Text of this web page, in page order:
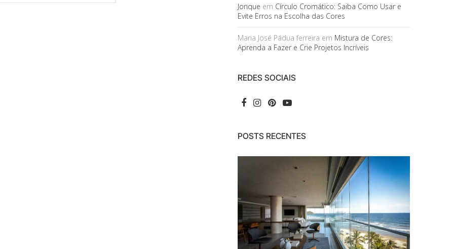
Jonque em Círculo Cromático: Saiba Como Usar e
Evite Erros na Escolha das Cores
Maria José Pádua ferreira em Mistura de Cores:
Aprenda a Fazer e Crie Projetos Incríveis
REDES SOCIAIS
POSTS RECENTES